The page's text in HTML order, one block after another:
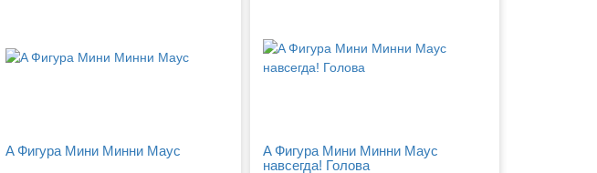
A Фигура Мини Минни Маус
A Фигура Мини Минни Маус
навсегда! Голова